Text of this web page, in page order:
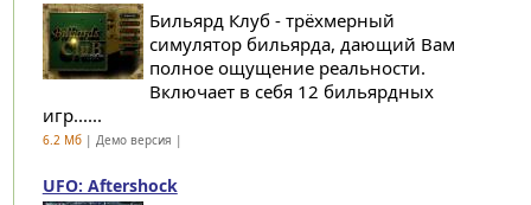
Бильярд Клуб - трёхмерный
симулятор бильярда, дающий Вам
полное ощущение реальности.
Включает в себя 12 бильярдных
игр......
6.2 Мб| Демо версия |
UFO: Aftershock